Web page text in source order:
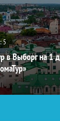
5
в Выборг на 1